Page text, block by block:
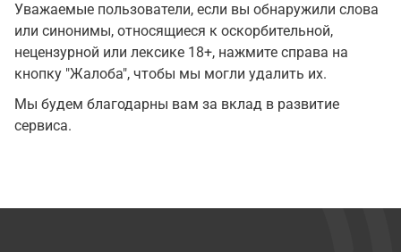
Уважаемые пользователи, если вы обнаружили слова
или синонимы, относящиеся к оскорбительной,
нецензурной или лексике 18+, нажмите справа на
кнопку "Жалоба", чтобы мы могли удалить их.
Мы будем благодарны вам за вклад в развитие
сервиса.